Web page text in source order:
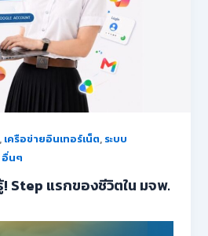
, เครือข่ายอินเทอร์เน็ต, ระบบ
อื่นๆ
Step แรกของชีวิตใน มจพ.